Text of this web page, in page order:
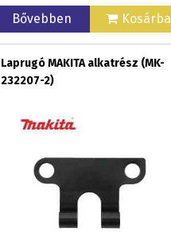
Bővebben Kosárba
Laprugó MAKITA alkatrész (MK-
232207-2)